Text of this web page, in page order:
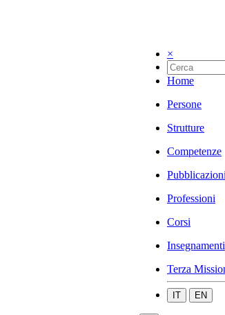
×
Home
Persone
Strutture
Competenze
Pubblicazioni
Professioni
Corsi
Insegnamenti
Terza
IT EN